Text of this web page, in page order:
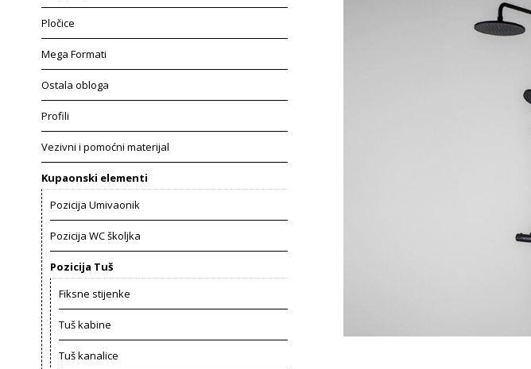
Pločice
Mega Formati
Ostala obloga
Profili
Vezivni i pomoćni materijal
Kupaonski elementi
Pozicija Umivaonik
Pozicija WC školjka
Pozicija Tuš
Fiksne stijenke
Tuš kabine
Tuš kanalice